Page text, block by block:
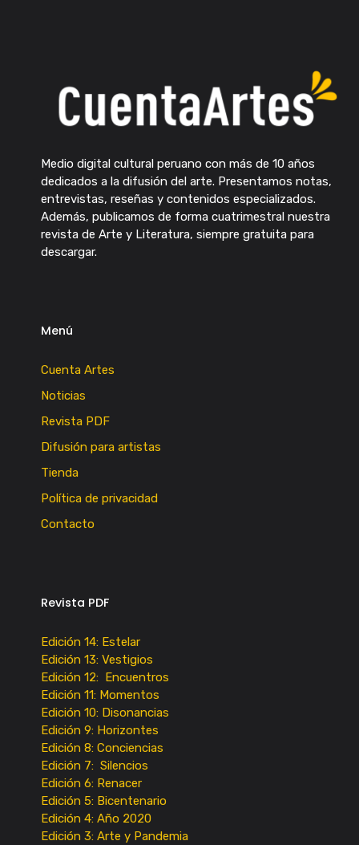
Medio digital cultural peruano con más de 10 años
dedicados a la difusión del arte. Presentamos notas,
entrevistas, reseñas y contenidos especializados.
Además, publicamos de forma cuatrimestral nuestra
revista de Arte y Literatura, siempre gratuita para
descargar.
Menú
Cuenta Artes
Noticias
Revista PDF
Difusión para artistas
Tienda
Política de privacidad
Contacto
Revista PDF
Edición 14: Estelar
Edición 13: Vestigios
Edición 12: Encuentros
Edición 11: Momentos
Edición 10: Disonancias
Edición 9: Horizontes
Edición 8: Conciencias
Edición 7: Silencios
Edición 6: Renacer
Edición 5: Bicentenario
Edición 4: Año 2020
Edición 3: Arte y Pandemia